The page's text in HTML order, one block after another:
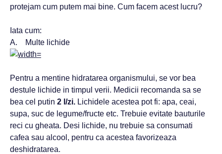
protejam cum putem mai bine. Cum facem acest lucru?
Iata cum:
A. Multe lichide
Pentru a mentine hidratarea organismului, se vor bea
destule lichide in timpul verii. Medicii recomanda sa se
bea cel putin 2 l/zi. Lichidele acestea pot fi: apa, ceai,
supa, suc de legume/fructe etc. Trebuie evitate bauturile
reci cu gheata. Desi lichide, nu trebuie sa consumati
cafea sau alcool, pentru ca acestea favorizeaza
deshidratarea.